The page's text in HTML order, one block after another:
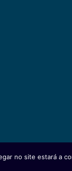
Ficha Técnica
no site estará a